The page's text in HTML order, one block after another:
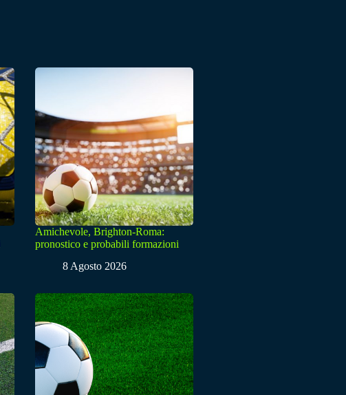
Amichevole, Brighton-Roma:
pronostico e probabili formazioni
8 Agosto 2026